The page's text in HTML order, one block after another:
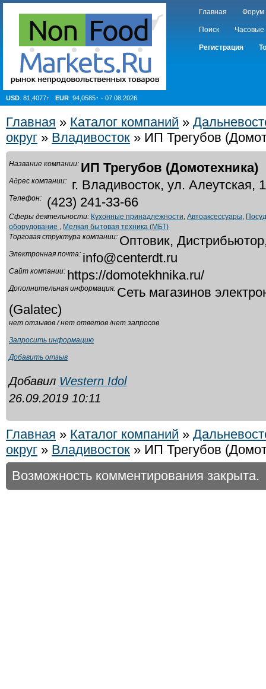
Главная Форум
Поиск Часовые
Регистрация
USD: 81,4077↑ EUR: 94,0585↑ - 07.08.2026
Главная » Каталог компаний »
округ » Владивосток » ИП Трегубов
Название компании: ИП Трегубов (Домотехника)
Адрес компании: г. Владивосток, ул. Алеутская,
Телефон: (423) 241-33-66
Сферы деятельности: Кухонные принадлежности, Автоаксессуары,
оборудование , Мелкая бытовая техника (МБТ)
Торговая структура компании: Оптовик,
Электронная почта: info@centerdt.ru
Сайт компании: https://domotekhnika.ru/
Дополнительная информация: Сеть магазинов
(Galatec)
нет отзывов / нет ответов /нет запросов
Запросить информацию
Добавить отзыв
Добавил Western Idol
26.09.2019 10:11
Главная » Каталог компаний »
округ » Владивосток » ИП Трегубов
Возможность комментирования закрыта.